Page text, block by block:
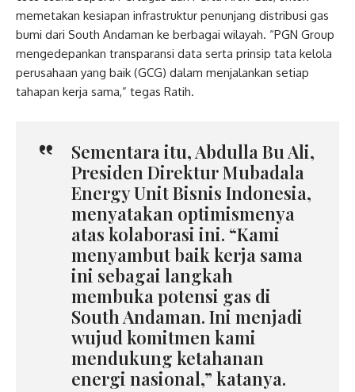
memetakan kesiapan infrastruktur penunjang distribusi gas
bumi dari South Andaman ke berbagai wilayah. “PGN Group
mengedepankan transparansi data serta prinsip tata kelola
perusahaan yang baik (GCG) dalam menjalankan setiap
tahapan kerja sama,” tegas Ratih.
Sementara itu, Abdulla Bu Ali,
Presiden Direktur Mubadala
Energy Unit Bisnis Indonesia,
menyatakan optimismenya
atas kolaborasi ini. “Kami
menyambut baik kerja sama
ini sebagai langkah
membuka potensi gas di
South Andaman. Ini menjadi
wujud komitmen kami
mendukung ketahanan
energi nasional,” katanya.